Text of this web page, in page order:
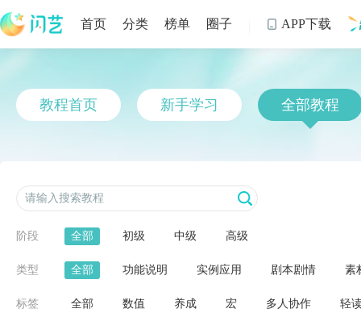
首页 分类 榜单 圈子  APP下载
教程首页 新手学习 全部教程
阶段 全部 初级 中级 高级
类型 全部 功能说明 实例应用 剧本剧情 素
标签 全部 数值 养成 宏 多人协作 轻